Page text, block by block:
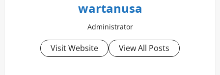
wartanusa
Administrator
Visit Website View All Posts